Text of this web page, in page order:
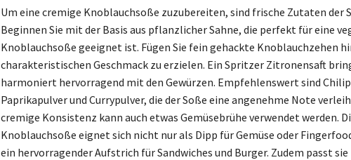
Um eine cremige Knoblauchsoße zuzubereiten, sind frische Zutaten der
Beginnen Sie mit der Basis aus pflanzlicher Sahne, die perfekt für eine
Knoblauchsoße geeignet ist. Fügen Sie fein gehackte Knoblauchzehen
charakteristischen Geschmack zu erzielen. Ein Spritzer Zitronensaft
harmoniert hervorragend mit den Gewürzen. Empfehlenswert sind
Paprikapulver und Currypulver, die der Soße eine angenehme Note
cremige Konsistenz kann auch etwas Gemüsebrühe verwendet werden.
Knoblauchsoße eignet sich nicht nur als Dipp für Gemüse oder
ein hervorragender Aufstrich für Sandwiches und Burger. Zudem passt